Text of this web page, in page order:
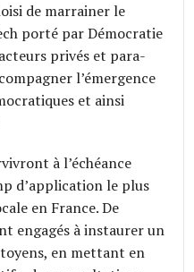
de marrainer le
porté par Démocratie
privés et para-
l’émergence
et ainsi
à l’échéance
d’application le plus
en France. De
engagés à instaurer un
en mettant en